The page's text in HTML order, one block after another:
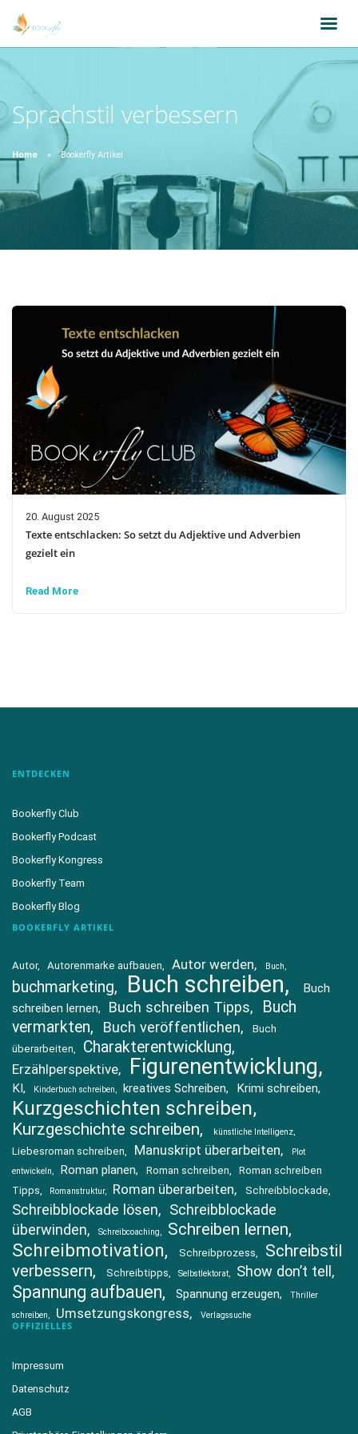
Sprachstil verbessern
Home Bookerfly Artikel
20. August 2025
Texte entschlacken: So setzt du Adjektive und Adverbien
gezielt ein
Read More
ENTDECKEN
Bookerfly Club
Bookerfly Podcast
Bookerfly Kongress
Bookerfly Team
Bookerfly Blog
BOOKERFLY ARTIKEL
Autor Autorenmarke aufbauen Autor werden Buch
buchmarketing Buch schreiben
Buch
schreiben lernen
Buch schreiben Tipps
Buch
vermarkten
Buch veröffentlichen
Buch
überarbeiten
Charakterentwicklung
Erzählperspektive Figurenentwicklung
KI Kinderbuch schreiben kreatives Schreiben Krimi schreiben
Kurzgeschichten schreiben
Kurzgeschichte schreiben künstliche Intelligenz
Liebesroman schreiben Manuskript überarbeiten
Plot
entwickeln
Roman planen Roman schreiben
Roman schreiben
Tipps
Romanstruktur Roman überarbeiten Schreibblockade
Schreibblockade lösen
Schreibblockade
überwinden
Schreibcoaching Schreiben lernen
Schreibmotivation Schreibprozess
Schreibstil
verbessern
Schreibtipps Selbstlektorat Show don’t tell
Spannung aufbauen Spannung erzeugen
Thriller
schreiben
Umsetzungskongress Verlagssuche
OFFIZIELLES
Impressum
Datenschutz
AGB